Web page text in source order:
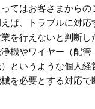
てはお客さまから
ば、トラブルに対
を行えないと判断
機やワイヤー（配
というような個人
を必要とする対応